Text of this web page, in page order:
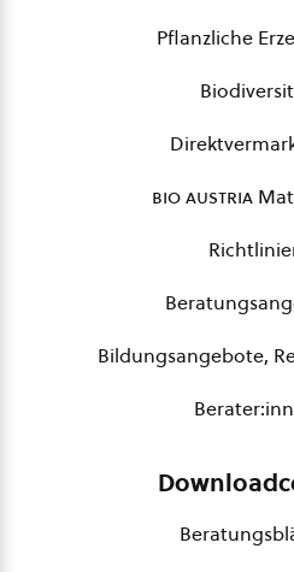
Pflanzliche
bio austria
Bildungsangebote,